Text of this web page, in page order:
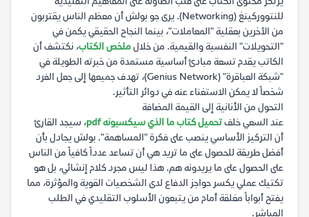
للنتووركينغ (Networking). يرى جو بولش أن معظم الناس يقتربون
من الآخرين بعقلية "المعاملات"، بينما النجاح الحقيقي يكمن في
"التحويلات" النفسية والقيمية. من خلالملخص الكتاب، نكتشف أن
الكاتب يقدم تسعة مبادئ أساسية مستمدة من خبرته الطويلة في
"شبكة العباقرة" (Genius Network)، تهدف جميعها إلى جعل الفرد
شخصاً لا يمكن الاستغناء عنه في دوائر التأثير.
التحول من الأنانية إلى القيمة المضافة
عند السعي خلفتحميل كتاب ما الذي سيكسبونه pdf
، سيجد القارئ
أن التركيز الأساسي ينصب على فكرة "المساهمة". بولش يجادل بأن
أفضل طريقة للحصول على ما تريد هي أن تساعد عدداً كافياً من الناس
على الحصول على ما يريدونه هم. هذا ليس مجرد كلام إنشائي، بل هو
تكتيك عملي يكسر حواجز الدفاع لدى الشخصيات القوية والمؤثرة، مما
يفتح أبواباً مغلقة أمام من يتبعون الأسلوب التقليدي في الطلب
المباشر.